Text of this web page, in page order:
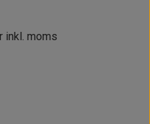
inkl. moms